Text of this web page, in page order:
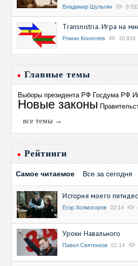
Владимир Шульгин 9
Transnistria. Игра на
Роман Коноплев 10 834
Главные темы
Выборы президента РФ Госдума РФ
Новые законы
все темы →
Рейтинги
Самое читаемое Все за сегодня
История моего
Егор Холмогоров 02:14
Уроки Навального
Павел Святенков 01:14